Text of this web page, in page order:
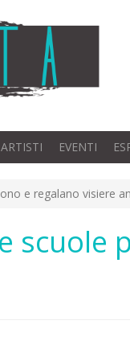
ARTISTI EVENTI
e regalano visiere
scuole